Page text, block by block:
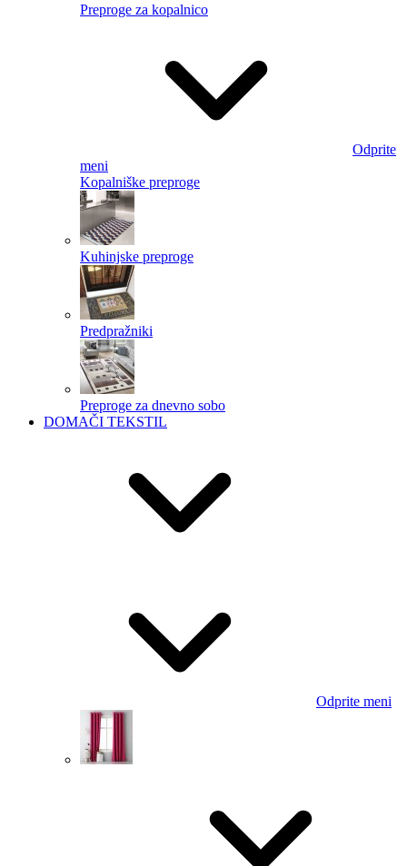
Preproge za kopalnico
Odprite
meni
Kopalniške preproge
Kuhinjske preproge
Predpražniki
Preproge za dnevno sobo
DOMAČI TEKSTIL
Odprite meni